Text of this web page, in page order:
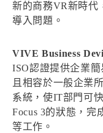
新的商務VR新時代
導入問題。
VIVE Business
ISO認證提供企業
且相容於一般企業
系統，使IT部門可
Focus 3的狀態，完
等工作。